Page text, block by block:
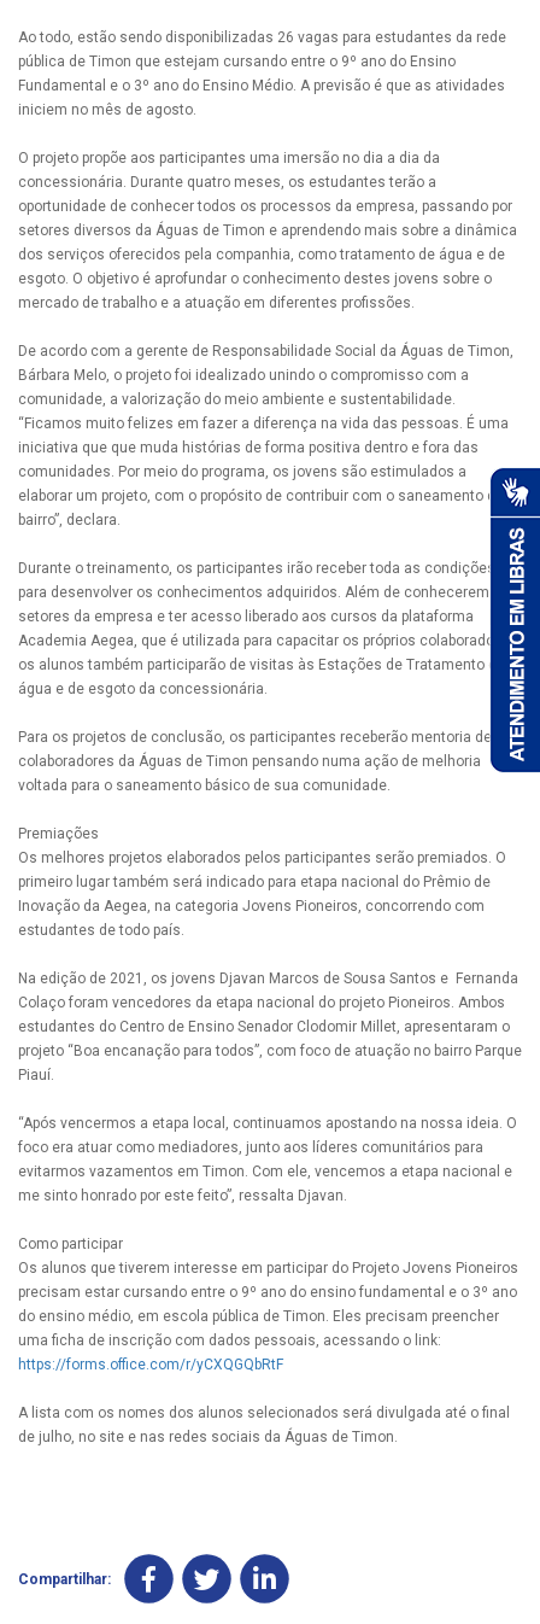
Ao todo, estão sendo disponibilizadas 26 vagas para estudantes da rede
pública de Timon que estejam cursando entre o 9º ano do Ensino
Fundamental e o 3º ano do Ensino Médio. A previsão é que as atividades
iniciem no mês de agosto.
O projeto propõe aos participantes uma imersão no dia a dia da
concessionária. Durante quatro meses, os estudantes terão a
oportunidade de conhecer todos os processos da empresa, passando por
setores diversos da Águas de Timon e aprendendo mais sobre a dinâmica
dos serviços oferecidos pela companhia, como tratamento de água e de
esgoto. O objetivo é aprofundar o conhecimento destes jovens sobre o
mercado de trabalho e a atuação em diferentes profissões.
De acordo com a gerente de Responsabilidade Social da Águas de Timon,
Bárbara Melo, o projeto foi idealizado unindo o compromisso com a
comunidade, a valorização do meio ambiente e sustentabilidade.
“Ficamos muito felizes em fazer a diferença na vida das pessoas. É uma
iniciativa que que muda histórias de forma positiva dentro e fora das
comunidades. Por meio do programa, os jovens são estimulados a
elaborar um projeto, com o propósito de contribuir com o saneamento do
bairro”, declara.
Durante o treinamento, os participantes irão receber toda as condições
para desenvolver os conhecimentos adquiridos. Além de conhecerem os
setores da empresa e ter acesso liberado aos cursos da plataforma
Academia Aegea, que é utilizada para capacitar os próprios colaboradores,
os alunos também participarão de visitas às Estações de Tratamento de
água e de esgoto da concessionária.
Para os projetos de conclusão, os participantes receberão mentoria de
colaboradores da Águas de Timon pensando numa ação de melhoria
voltada para o saneamento básico de sua comunidade.
Premiações
Os melhores projetos elaborados pelos participantes serão premiados. O
primeiro lugar também será indicado para etapa nacional do Prêmio de
Inovação da Aegea, na categoria Jovens Pioneiros, concorrendo com
estudantes de todo país.
Na edição de 2021, os jovens Djavan Marcos de Sousa Santos e Fernanda
Colaço foram vencedores da etapa nacional do projeto Pioneiros. Ambos
estudantes do Centro de Ensino Senador Clodomir Millet, apresentaram o
projeto “Boa encanação para todos”, com foco de atuação no bairro Parque
Piauí.
“Após vencermos a etapa local, continuamos apostando na nossa ideia. O
foco era atuar como mediadores, junto aos líderes comunitários para
evitarmos vazamentos em Timon. Com ele, vencemos a etapa nacional e
me sinto honrado por este feito”, ressalta Djavan.
Como participar
Os alunos que tiverem interesse em participar do Projeto Jovens Pioneiros
precisam estar cursando entre o 9º ano do ensino fundamental e o 3º ano
do ensino médio, em escola pública de Timon. Eles precisam preencher
uma ficha de inscrição com dados pessoais, acessando o link:
https://forms.office.com/r/yCXQGQbRtF
A lista com os nomes dos alunos selecionados será divulgada até o final
de julho, no site e nas redes sociais da Águas de Timon.
Compartilhar: